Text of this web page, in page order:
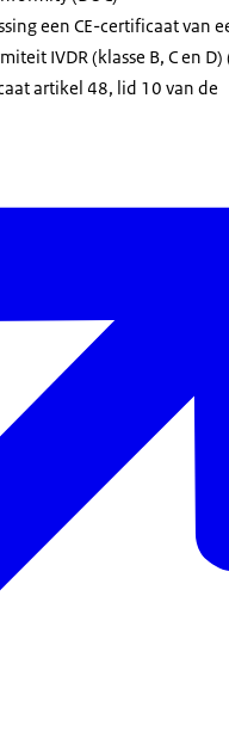
een CE-certificaat van
IVDR (klasse B, C en D)
artikel 48, lid 10 van de